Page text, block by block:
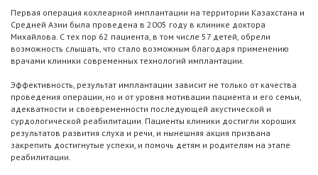
Первая операция кохлеарной имплантации на территории Казахстана и
Средней Азии была проведена в 2005 году в клинике доктора
Михайлова. С тех пор 62 пациента, в том числе 57 детей, обрели
возможность слышать, что стало возможным благодаря применению
врачами клиники современных технологий имплантации.
Эффективность, результат имплантации зависит не только от качества
проведения операции, но и от уровня мотивации пациента и его семьи,
адекватности и своевременности последующей акустической и
сурдологической реабилитации. Пациенты клиники достигли хороших
результатов развития слуха и речи, и нынешняя акция призвана
закрепить достигнутые успехи, и помочь детям и родителям на этапе
реабилитации.